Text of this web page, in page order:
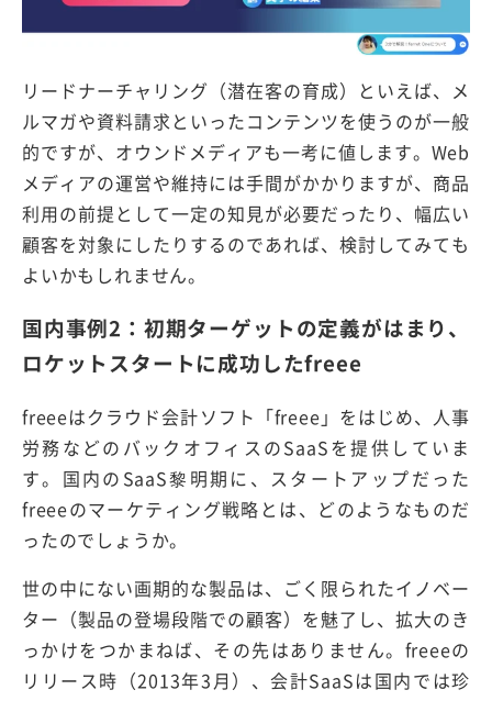
リードナーチャリング（潜在客の育成）といえば、メ
ルマガや資料請求といったコンテンツを使うのが一般
的ですが、オウンドメディアも一考に値します。Web
メディアの運営や維持には手間がかかりますが、商品
利用の前提として一定の知見が必要だったり、幅広い
顧客を対象にしたりするのであれば、検討してみても
よいかもしれません。
国内事例2：初期ターゲットの定義がはまり、
ロケットスタートに成功したfreee
freeeはクラウド会計ソフト「freee」をはじめ、人事
労務などのバックオフィスのSaaSを提供していま
す。国内のSaaS黎明期に、スタートアップだった
freeeのマーケティング戦略とは、どのようなものだ
ったのでしょうか。
世の中にない画期的な製品は、ごく限られたイノベー
ター（製品の登場段階での顧客）を魅了し、拡大のき
っかけをつかまねば、その先はありません。freeeの
リリース時（2013年3月）、会計SaaSは国内では珍